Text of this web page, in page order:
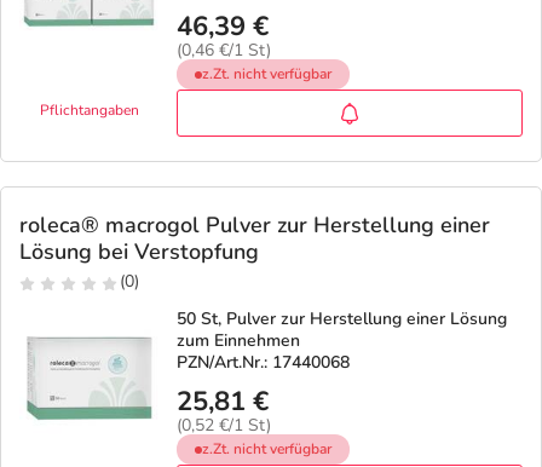
Pflichtangaben
46,39 €
(0,46 €/1 St)
z.Zt. nicht verfügbar
roleca® macrogol Pulver zur Herstellung einer
Lösung bei Verstopfung
(0)
50 St, Pulver zur Herstellung einer Lösung
zum Einnehmen
PZN/Art.Nr.: 17440068
25,81 €
(0,52 €/1 St)
z.Zt. nicht verfügbar